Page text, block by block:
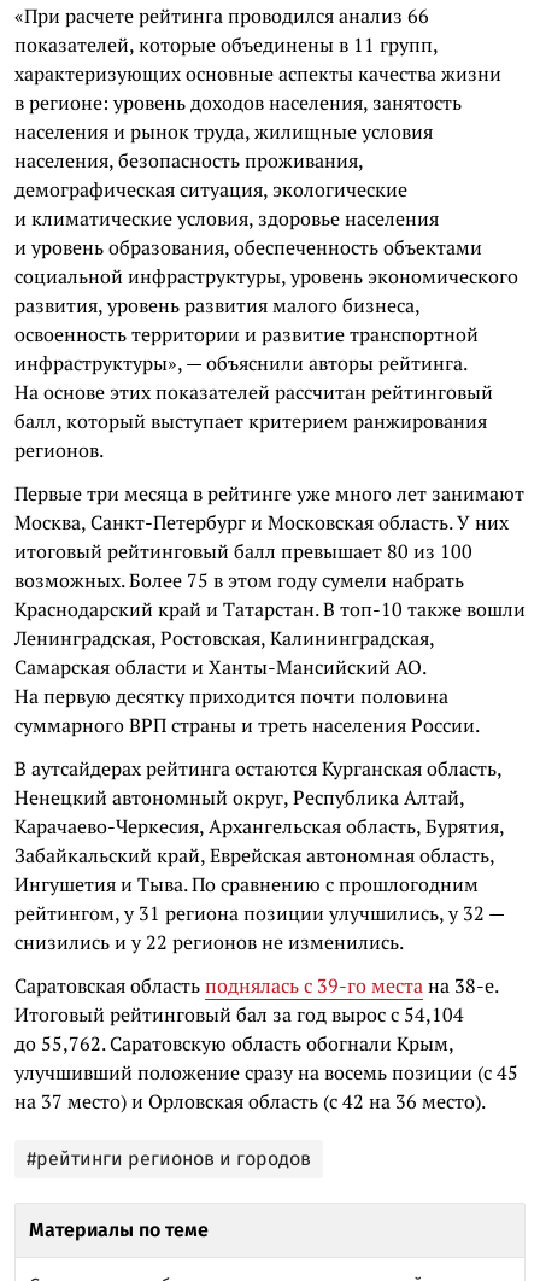
«При расчете рейтинга проводился анализ 66
показателей, которые объединены в 11 групп,
характеризующих основные аспекты качества жизни
в регионе: уровень доходов населения, занятость
населения и рынок труда, жилищные условия
населения, безопасность проживания,
демографическая ситуация, экологические
и климатические условия, здоровье населения
и уровень образования, обеспеченность объектами
социальной инфраструктуры, уровень экономического
развития, уровень развития малого бизнеса,
освоенность территории и развитие транспортной
инфраструктуры», — объяснили авторы рейтинга.
На основе этих показателей рассчитан рейтинговый
балл, который выступает критерием ранжирования
регионов.
Первые три месяца в рейтинге уже много лет занимают
Москва, Санкт-Петербург и Московская область. У них
итоговый рейтинговый балл превышает 80 из 100
возможных. Более 75 в этом году сумели набрать
Краснодарский край и Татарстан. В топ-10 также вошли
Ленинградская, Ростовская, Калининградская,
Самарская области и Ханты-Мансийский АО.
На первую десятку приходится почти половина
суммарного ВРП страны и треть населения России.
В аутсайдерах рейтинга остаются Курганская область,
Ненецкий автономный округ, Республика Алтай,
Карачаево-Черкесия, Архангельская область, Бурятия,
Забайкальский край, Еврейская автономная область,
Ингушетия и Тыва. По сравнению с прошлогодним
рейтингом, у 31 региона позиции улучшились, у 32 —
снизились и у 22 регионов не изменились.
Саратовская областьподнялась с 39-го местана 38-е.
Итоговый рейтинговый бал за год вырос с 54,104
до 55,762. Саратовскую область обогнали Крым,
улучшивший положение сразу на восемь позиции (с 45
на 37 место) и Орловская область (с 42 на 36 место).
#рейтинги регионов и городов
Материалы по теме